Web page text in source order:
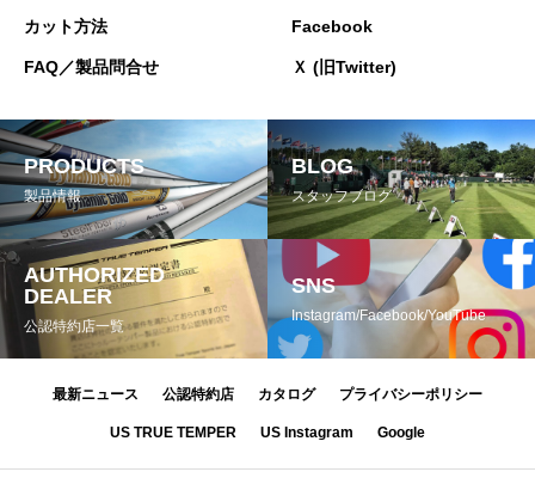
カット方法
FAQ／製品問合せ
Facebook
Ｘ (旧Twitter)
PRODUCTS
製品情報
BLOG
スタッフブログ
AUTHORIZED
DEALER
公認特約店一覧
SNS
Instagram/Facebook/YouTube
最新ニュース 公認特約店 カタログ プライバシーポリシー
US TRUE TEMPER US Instagram Google